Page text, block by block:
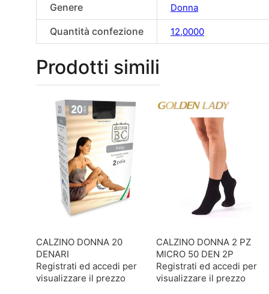
Genere Donna
Quantità confezione 12,0000
Prodotti simili
CALZINO DONNA 20
DENARI
Registrati ed accedi per
visualizzare il prezzo
CALZINO DONNA 2 PZ
MICRO 50 DEN 2P
Registrati ed accedi per
visualizzare il prezzo